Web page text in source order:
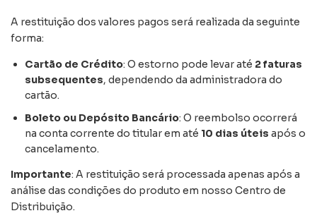
A restituição dos valores pagos será realizada da seguinte
forma:
Cartão de Crédito: O estorno pode levar até 2 faturas
subsequentes, dependendo da administradora do
cartão.
Boleto ou Depósito Bancário: O reembolso ocorrerá
na conta corrente do titular em até 10 dias úteis após o
cancelamento.
Importante: A restituição será processada apenas após a
análise das condições do produto em nosso Centro de
Distribuição.